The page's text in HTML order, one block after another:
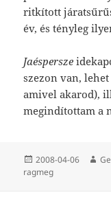
ritkított
év, és tényleg
Jaéspersze
szezon van,
amivel akarod),
megindítottam a
Közzétéve
2008-04-06
ragmeg